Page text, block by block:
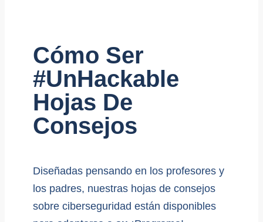
Cómo Ser
#UnHackable
Hojas De
Consejos
Diseñadas pensando en los profesores y
los padres, nuestras hojas de consejos
sobre ciberseguridad están disponibles